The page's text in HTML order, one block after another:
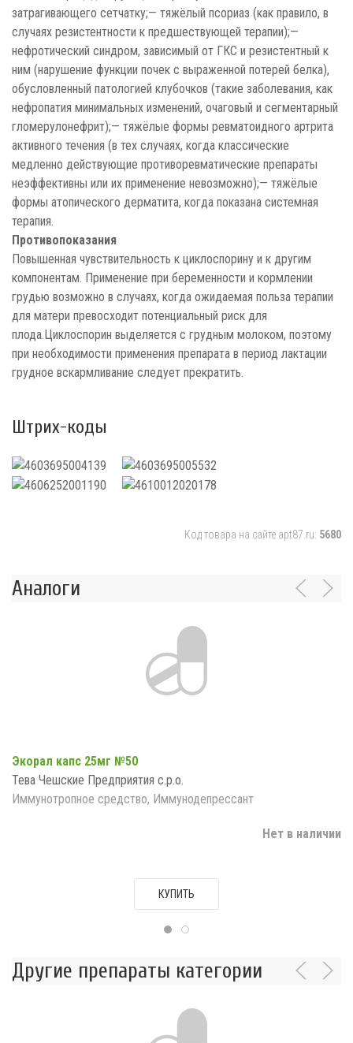
затрагивающего сетчатку;— тяжёлый псориаз (как правило, в
случаях резистентности к предшествующей терапии);—
нефротический синдром, зависимый от ГКС и резистентный к
ним (нарушение функции почек с выраженной потерей белка),
обусловленный патологией клубочков (такие заболевания, как
нефропатия минимальных изменений, очаговый и сегментарный
гломерулонефрит);— тяжёлые формы ревматоидного артрита
активного течения (в тех случаях, когда классические
медленно действующие противоревматические препараты
неэффективны или их применение невозможно);— тяжёлые
формы атопического дерматита, когда показана системная
терапия.
Противопоказания
Повышенная чувствительность к циклоспорину и к другим
компонентам. Применение при беременности и кормлении
грудью возможно в случаях, когда ожидаемая польза терапии
для матери превосходит потенциальный риск для
плода.Циклоспорин выделяется с грудным молоком, поэтому
при необходимости применения препарата в период лактации
грудное вскармливание следует прекратить.
Штрих-коды
Код товара на сайте apt87.ru: 5680
Аналоги
Экорал капс 25мг №50
Тева Чешские Предприятия с.р.о.
Иммунотропное средство, Иммунодепрессант
Нет в наличии
КУПИТЬ
Другие препараты категории